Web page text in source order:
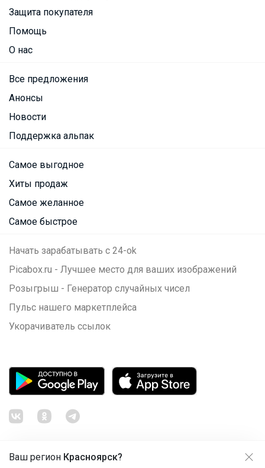
Ваш регион Красноярск?
Защита покупателя
Помощь
О нас
Все предложения
Анонсы
Новости
Поддержка альпак
Самое выгодное
Хиты продаж
Самое желанное
Самое быстрое
Начать зарабатывать с 24-ok
Picabox.ru - Лучшее место для ваших изображений
Розыгрыш - Генератор случайных чисел
Пульс нашего маркетплейса
Укорачиватель ссылок
Продолжая использовать этот сайт и нажимая кнопку